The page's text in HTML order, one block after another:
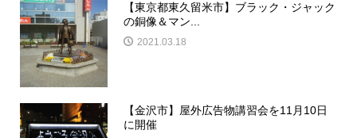
【東京都東久留米市】ブラック・ジャック
の銅像＆マン...
2021.03.18
【金沢市】屋外広告物講習会を11月10日
に開催